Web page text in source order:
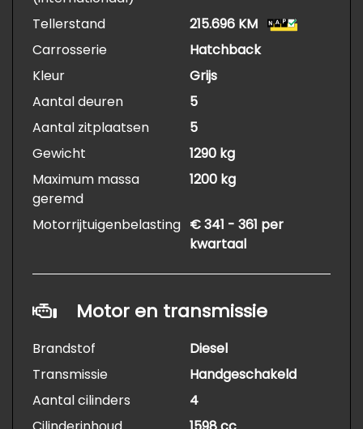
Tellerstand
215.696 KM
Carrosserie
Hatchback
Kleur
Grijs
Aantal deuren
5
Aantal zitplaatsen
5
Gewicht
1290 kg
Maximum massa
geremd
1200 kg
Motorrijtuigenbelasting € 341 - 361 per
kwartaal
Motor en transmissie
Brandstof
Diesel
Transmissie
Handgeschakeld
Aantal cilinders
4